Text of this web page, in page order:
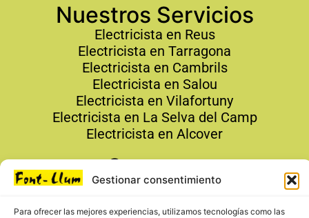
Gestionar consentimiento
Para ofrecer las mejores experiencias, utilizamos tecnologías como las
Nuestros Servicios
Electricista en Reus
Electricista en Tarragona
Electricista en Cambrils
Electricista en Salou
Electricista en Vilafortuny
Electricista en La Selva del Camp
Electricista en Alcover
Contacto
679 19 19 24
info@fontllumreus.com